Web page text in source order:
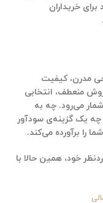
خریداران
مدرن، کیفیت
منعطف، انتخابی
می‌رود. چه به
چه یک گزینه‌ی سودآور
را برآورده می‌کند.
خود، همین حالا با